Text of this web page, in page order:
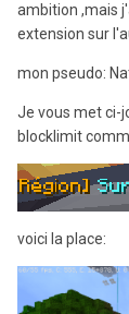
ambition ,mais
extension sur
mon pseudo:
Je vous met ci-
blocklimit
voici la place: